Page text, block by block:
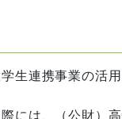
生連携事業の活
には、（公財）